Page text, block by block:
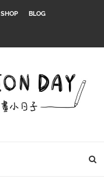
SHOP BLOG